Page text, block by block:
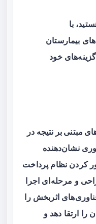
با
بیمارستان
خود
مبتنی بر نتیجه در
نشان‌دهنده
نظام پرداخت
و مرحله‌ای اجرا
اثربخش را
را ارتقا دهد و